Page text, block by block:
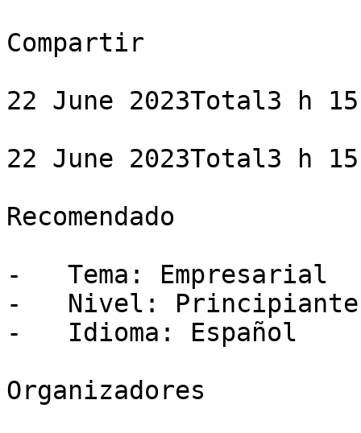
Compartir
22 June 2023Total3 h
22 June 2023Total3 h
Recomendado
-   Tema: Empresarial
-   Nivel: Principiante
-   Idioma: Español
Organizadores